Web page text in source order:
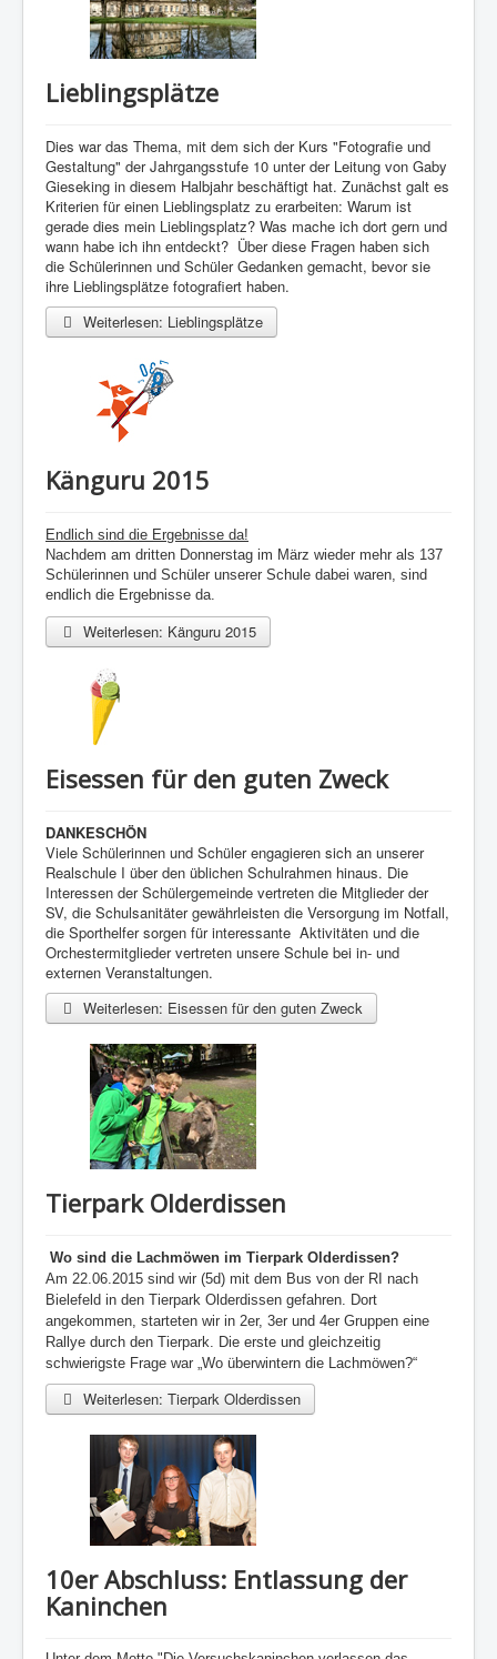
Lieblingsplätze
Dies war das Thema, mit dem sich der Kurs "Fotografie und
Gestaltung" der Jahrgangsstufe 10 unter der Leitung von Gaby
Gieseking in diesem Halbjahr beschäftigt hat. Zunächst galt es
Kriterien für einen Lieblingsplatz zu erarbeiten: Warum ist
gerade dies mein Lieblingsplatz? Was mache ich dort gern und
wann habe ich ihn entdeckt? Über diese Fragen haben sich
die Schülerinnen und Schüler Gedanken gemacht, bevor sie
ihre Lieblingsplätze fotografiert haben.
Weiterlesen: Lieblingsplätze
Känguru 2015
Endlich sind die Ergebnisse da!
Nachdem am dritten Donnerstag im März wieder mehr als 137
Schülerinnen und Schüler unserer Schule dabei waren, sind
endlich die Ergebnisse da.
Weiterlesen: Känguru 2015
Eisessen für den guten Zweck
DANKESCHÖN
Viele Schülerinnen und Schüler engagieren sich an unserer
Realschule I über den üblichen Schulrahmen hinaus. Die
Interessen der Schülergemeinde vertreten die Mitglieder der
SV, die Schulsanitäter gewährleisten die Versorgung im Notfall,
die Sporthelfer sorgen für interessante Aktivitäten und die
Orchestermitglieder vertreten unsere Schule bei in- und
externen Veranstaltungen.
Weiterlesen: Eisessen für den guten Zweck
Tierpark Olderdissen
Wo sind die Lachmöwen im Tierpark Olderdissen?
Am 22.06.2015 sind wir (5d) mit dem Bus von der RI nach
Bielefeld in den Tierpark Olderdissen gefahren. Dort
angekommen, starteten wir in 2er, 3er und 4er Gruppen eine
Rallye durch den Tierpark. Die erste und gleichzeitig
schwierigste Frage war „Wo überwintern die Lachmöwen?“
Weiterlesen: Tierpark Olderdissen
10er Abschluss: Entlassung der
Kaninchen